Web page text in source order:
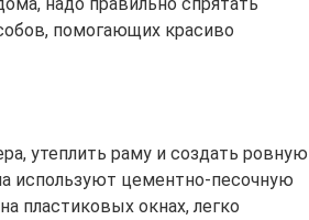
помогающих красиво
утеплить раму и создать ровную
используют цементно-песочную
пластиковых окнах, легко